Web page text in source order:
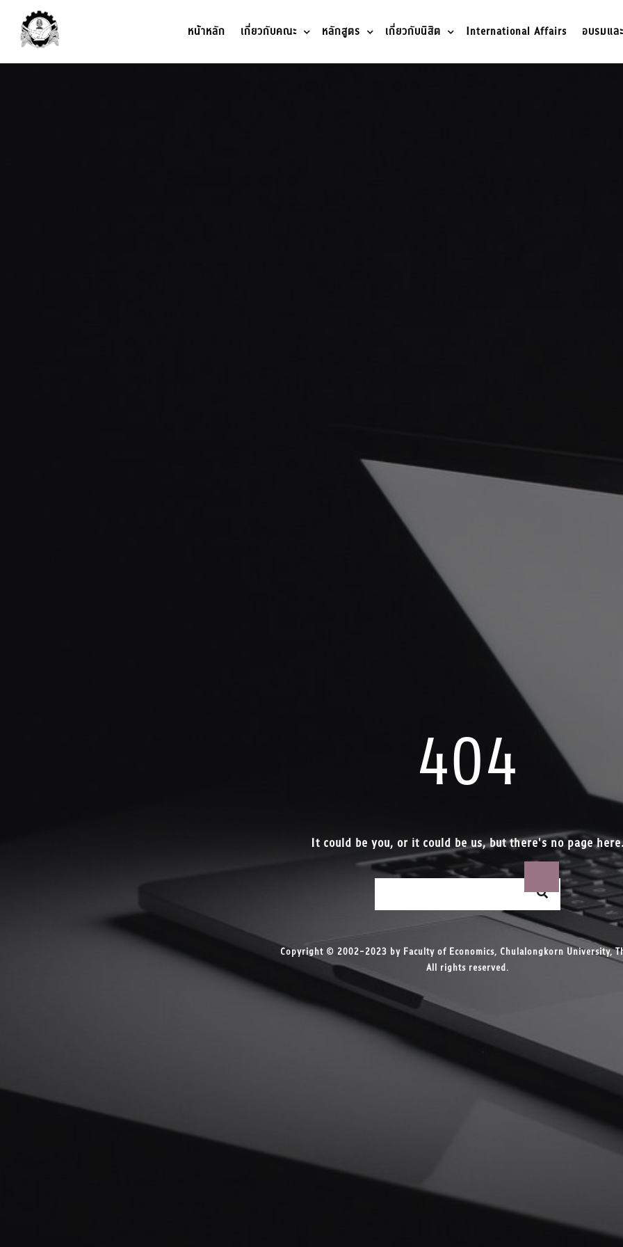
หน้าหลัก เกี่ยวกับคณะ หลักสูตร เกี่ยวกับนิสิต International Affairs อบรมแล
404
It could be you, or it could be us, but there's no page
Copyright © 2002-2023 by Faculty of Economics, Chulalongkorn University,
All rights reserved.